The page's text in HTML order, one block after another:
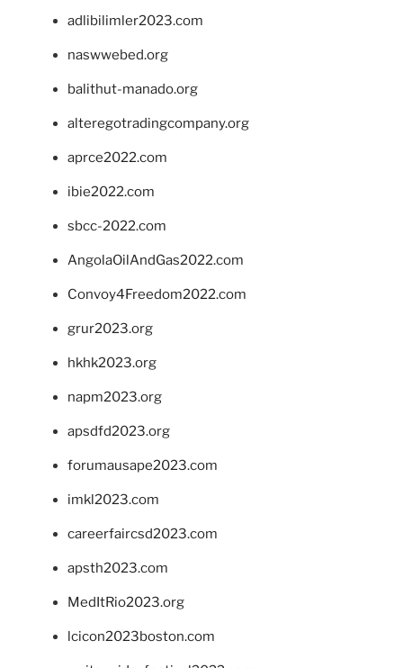
adlibilimler2023.com
naswwebed.org
balithut-manado.org
alteregotradingcompany.org
aprce2022.com
ibie2022.com
sbcc-2022.com
AngolaOilAndGas2022.com
Convoy4Freedom2022.com
grur2023.org
hkhk2023.org
napm2023.org
apsdfd2023.org
forumausape2023.com
imkl2023.com
careerfaircsd2023.com
apsth2023.com
MedItRio2023.org
lcicon2023boston.com